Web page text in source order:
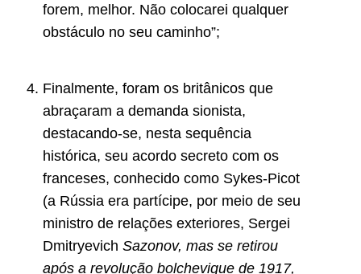
forem, melhor. Não colocarei qualquer
obstáculo no seu caminho”;
Finalmente, foram os britânicos que
abraçaram a demanda sionista,
destacando-se, nesta sequência
histórica, seu acordo secreto com os
franceses, conhecido como Sykes-Picot
(a Rússia era partícipe, por meio de seu
ministro de relações exteriores, Sergei
Dmitryevich Sazonov, mas se retirou
após a revolução bolchevique de 1917,